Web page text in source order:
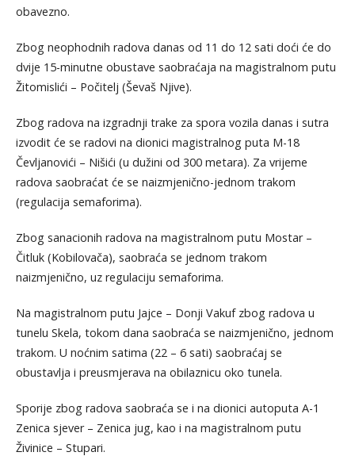
obavezno.
Zbog neophodnih radova danas od 11 do 12 sati doći će do
dvije 15-minutne obustave saobraćaja na magistralnom putu
Žitomislići – Počitelj (Ševaš Njive).
Zbog radova na izgradnji trake za spora vozila danas i sutra
izvodit će se radovi na dionici magistralnog puta M-18
Čevljanovići – Nišići (u dužini od 300 metara). Za vrijeme
radova saobraćat će se naizmjenično-jednom trakom
(regulacija semaforima).
Zbog sanacionih radova na magistralnom putu Mostar –
Čitluk (Kobilovača), saobraća se jednom trakom
naizmjenično, uz regulaciju semaforima.
Na magistralnom putu Jajce – Donji Vakuf zbog radova u
tunelu Skela, tokom dana saobraća se naizmjenično, jednom
trakom. U noćnim satima (22 – 6 sati) saobraćaj se
obustavlja i preusmjerava na obilaznicu oko tunela.
Sporije zbog radova saobraća se i na dionici autoputa A-1
Zenica sjever – Zenica jug, kao i na magistralnom putu
Živinice – Stupari.